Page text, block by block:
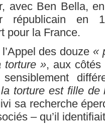
avec Ben Bella,
républicain en
pour la France.
des douze «
torture », aux côtés
sensiblement
torture est fille de
sa recherche
– qu’il